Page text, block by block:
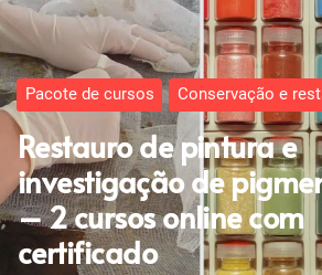
Pacote de cursos Conservação e
Restauro de pintura e
investigação de
– 2 cursos online com
certificado